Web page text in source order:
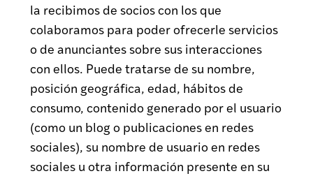
la recibimos de socios con los que
colaboramos para poder ofrecerle servicios
o de anunciantes sobre sus interacciones
con ellos. Puede tratarse de su nombre,
posición geográfica, edad, hábitos de
consumo, contenido generado por el usuario
(como un blog o publicaciones en redes
sociales), su nombre de usuario en redes
sociales u otra información presente en su